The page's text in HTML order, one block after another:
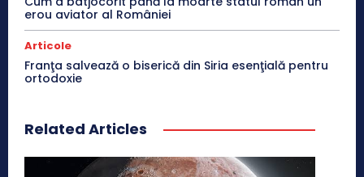
erou aviator al României
Articole
Franţa salvează o biserică din Siria esenţială pentru
ortodoxie
Related Articles